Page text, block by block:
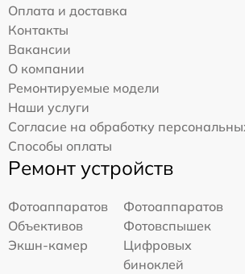
Оплата и доставка
Контакты
Вакансии
О компании
Ремонтируемые модели
Наши услуги
Согласие на обработку
Способы оплаты
Ремонт устройств
Фотоаппаратов
Фотоаппаратов
Объективов
Фотовспышек
Экшн-камер
Цифровых
биноклей